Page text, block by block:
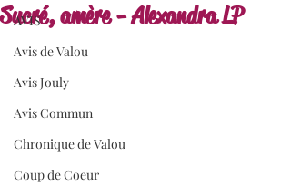
AVIS
Avis de Valou
Avis Jouly
Avis Commun
Chronique de Valou
Coup de Coeur
Sucré, amère - Alexandra LP